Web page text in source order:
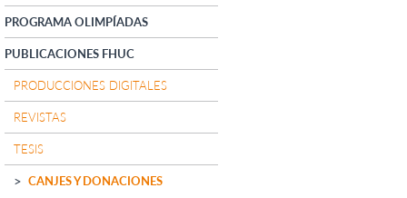
PROGRAMA OLIMPÍADAS
PUBLICACIONES FHUC
PRODUCCIONES DIGITALES
REVISTAS
TESIS
CANJES Y DONACIONES